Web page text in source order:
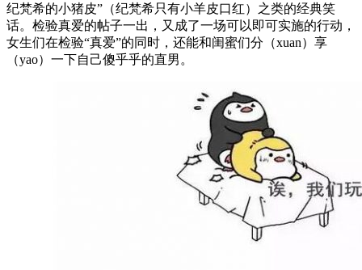
纪梵希的小猪皮”（纪梵希只有小羊皮口红）之类的经典笑
话。检验真爱的帖子一出，又成了一场可以即可实施的行动，
女生们在检验“真爱”的同时，还能和闺蜜们分（xuan）享
（yao）一下自己傻乎乎的直男。